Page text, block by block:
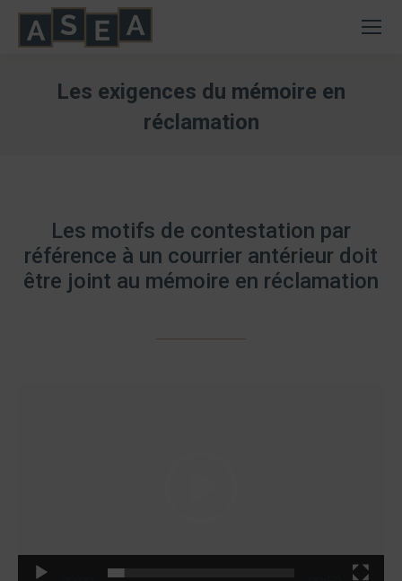
Les exigences du mémoire en
réclamation
Les motifs de contestation par
référence à un courrier antérieur doit
être joint au mémoire en réclamation